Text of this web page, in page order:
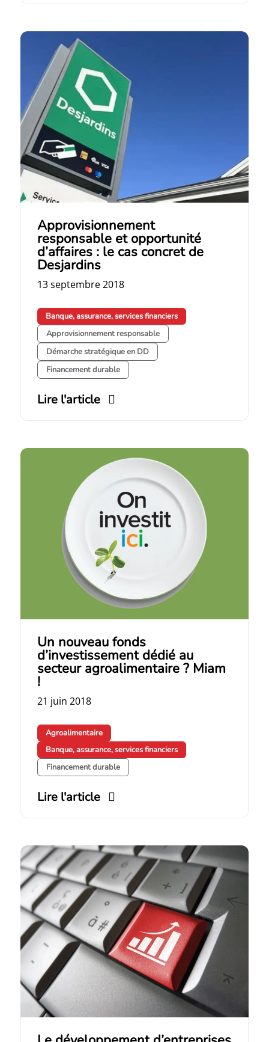
Approvisionnement
responsable et opportunité
d’affaires : le cas concret de
Desjardins
13 septembre 2018
Banque, assurance, services financiers
Approvisionnement responsable
Démarche stratégique en DD
Financement durable
Lire l'article
Un nouveau fonds
d’investissement dédié au
secteur agroalimentaire ? Miam
!
21 juin 2018
Agroalimentaire
Banque, assurance, services financiers
Financement durable
Lire l'article